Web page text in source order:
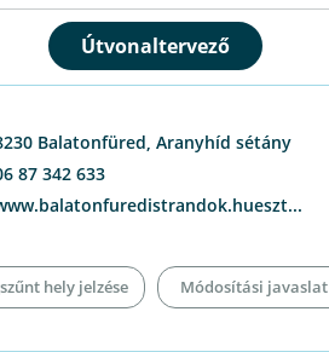
Balatonfüred, Aranyhíd sétány
87 342 633
hely jelzése Módosítási javaslat